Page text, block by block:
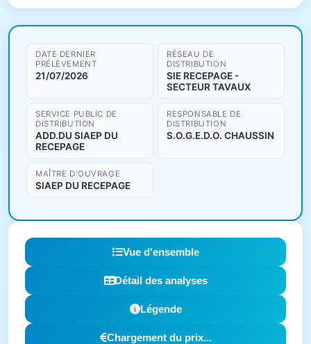
Résultats de qualité de l'eau
DATE DERNIER
PRÉLÈVEMENT
21/07/2026
RÉSEAU DE
DISTRIBUTION
SIE RECEPAGE -
SECTEUR TAVAUX
SERVICE PUBLIC DE
DISTRIBUTION
ADD.DU SIAEP DU
RECEPAGE
RESPONSABLE DE
DISTRIBUTION
S.O.G.E.D.O. CHAUSSIN
MAÎTRE D'OUVRAGE
SIAEP DU RECEPAGE
Vue d'ensemble
Détail des analyses
Légende
Chargement du prix...